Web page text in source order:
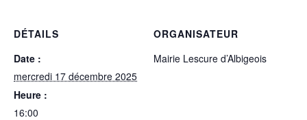
DÉTAILS
Date :
mercredi 17 décembre 2025
Heure :
16:00
ORGANISATEUR
Mairie Lescure d’Albigeois